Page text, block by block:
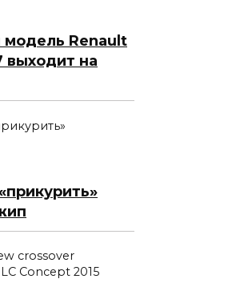
Renault
выходит на